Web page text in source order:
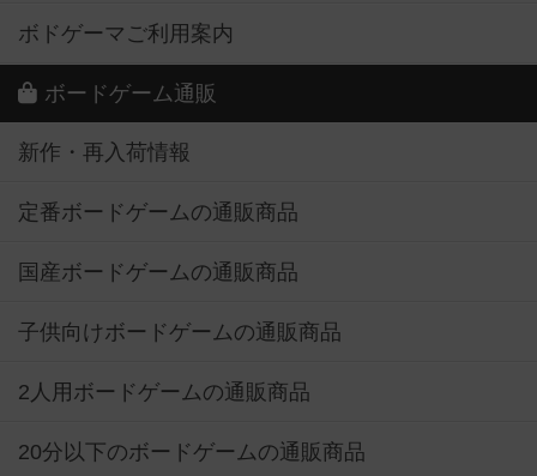
ボドゲーマご利用案内
ボードゲーム通販
新作・再入荷情報
定番ボードゲームの通販商品
国産ボードゲームの通販商品
子供向けボードゲームの通販商品
2人用ボードゲームの通販商品
20分以下のボードゲームの通販商品